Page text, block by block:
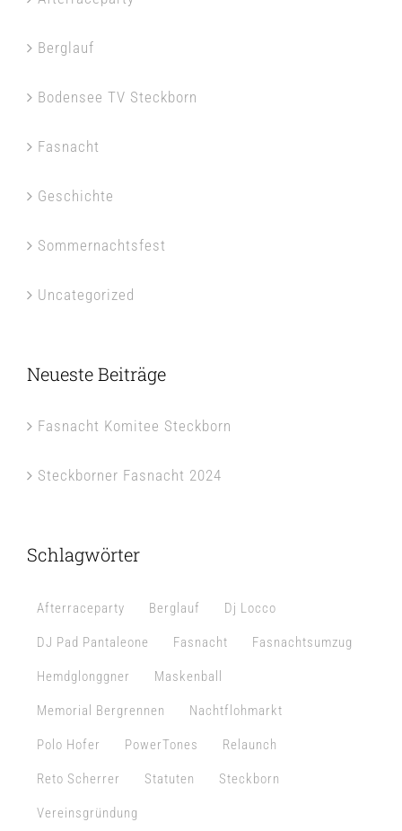
Berglauf
Bodensee TV Steckborn
Fasnacht
Geschichte
Sommernachtsfest
Uncategorized
Neueste Beiträge
Fasnacht Komitee Steckborn
Steckborner Fasnacht 2024
Schlagwörter
Afterraceparty Berglauf Dj Locco
DJ Pad Pantaleone Fasnacht Fasnachtsumzug
Hemdglonggner Maskenball
Memorial Bergrennen Nachtflohmarkt
Polo Hofer PowerTones Relaunch
Reto Scherrer Statuten Steckborn
Vereinsgründung